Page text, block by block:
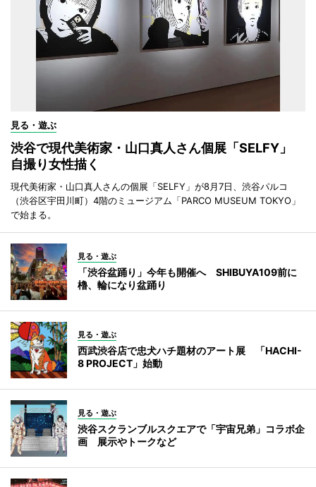
見る・遊ぶ
渋谷で現代美術家・山口真人さん個展「SELFY」
自撮り女性描く
現代美術家・山口真人さんの個展「SELFY」が8月7日、渋谷パルコ
（渋谷区宇田川町）4階のミュージアム「PARCO MUSEUM TOKYO」
で始まる。
見る・遊ぶ
「渋谷盆踊り」今年も開催へ SHIBUYA109前に
櫓、輪になり盆踊り
見る・遊ぶ
西武渋谷店で忠犬ハチ題材のアート展 「HACHI-
8 PROJECT」始動
見る・遊ぶ
渋谷スクランブルスクエアで「宇宙兄弟」コラボ企
画 展示やトークなど